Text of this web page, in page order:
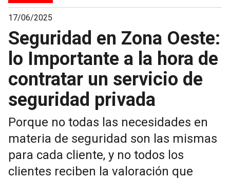
17/06/2025
Seguridad en Zona Oeste:
lo Importante a la hora de
contratar un servicio de
seguridad privada
Porque no todas las necesidades en
materia de seguridad son las mismas
para cada cliente, y no todos los
clientes reciben la valoración que